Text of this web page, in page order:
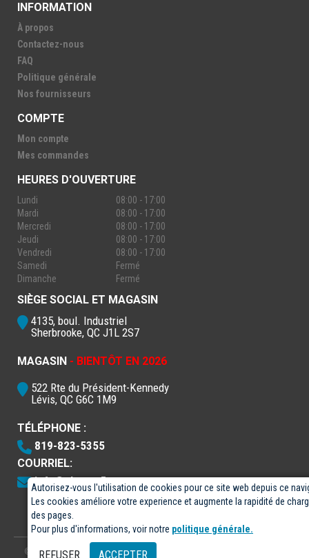
Autorisez-vous l'utilisation de cookies pour ce site web depuis ce
Les cookies améliore votre experience et augmente la rapidité de
des pages.
Pour plus d'informations, voir notre politique générale.
REFUSER ACCEPTER
INFORMATION
À propos
Contactez-nous
FAQ
Politique générale
Nos fournisseurs
© 2026- Électro-5 inc.
COMPTE
Mon compte
Mes commandes
HEURES D'OUVERTURE
Lundi
08:00 - 17:00
Mardi
08:00 - 17:00
Mercredi
08:00 - 17:00
Jeudi
08:00 - 17:00
Vendredi
08:00 - 17:00
Samedi
Fermé
Dimanche
Fermé
SIÈGE SOCIAL ET MAGASIN
4135, boul. Industriel
Sherbrooke, QC J1L 2S7
MAGASIN - BIENTÔT EN 2026
522 Rte du Président-Kennedy
Lévis, QC G6C 1M9
TÉLÉPHONE :
819-823-5355
COURRIEL:
info@electro5.com